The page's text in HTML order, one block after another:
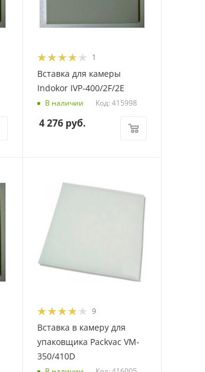
1
Вставка для камеры
Indokor IVP-400/2F/2E
В наличии Код: 415998
4 276 руб.
9
Вставка в камеру для
упаковщика Packvac VM-
350/410D